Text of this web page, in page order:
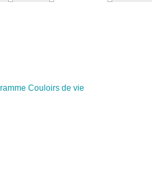
Couloirs de vie